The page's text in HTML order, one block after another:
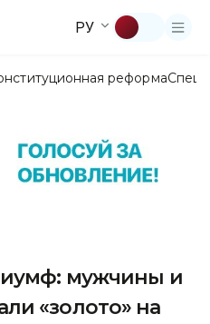
РУ
реформа
мужчины и
«золото» на